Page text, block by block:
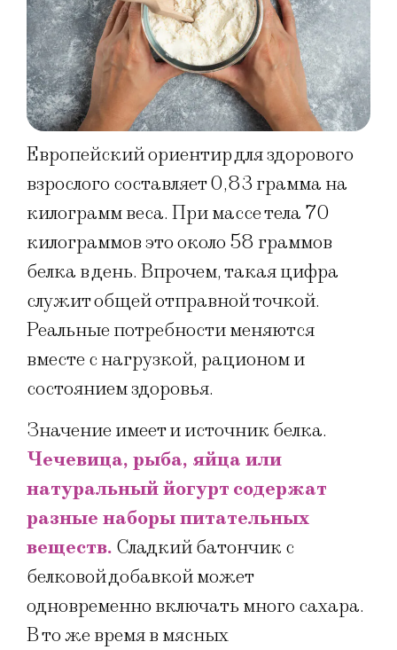
Европейский ориентир для здорового
взрослого составляет 0,83 грамма на
килограмм веса. При массе тела 70
килограммов это около 58 граммов
белка в день. Впрочем, такая цифра
служит общей отправной точкой.
Реальные потребности меняются
вместе с нагрузкой, рационом и
состоянием здоровья.
Значение имеет и источник белка.
Чечевица, рыба, яйца или
натуральный йогурт содержат
разные наборы питательных
веществ. Сладкий батончик с
белковой добавкой может
одновременно включать много сахара.
В то же время в мясных